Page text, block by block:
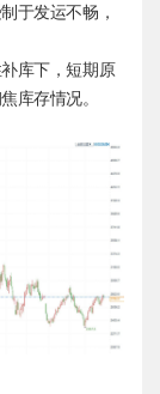
于发运不畅，
库下，短期原
库存情况。